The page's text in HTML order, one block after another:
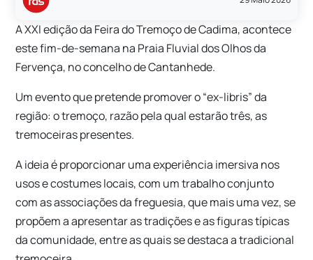
A XXI edição da Feira do Tremoço de Cadima, acontece
este fim-de-semana na Praia Fluvial dos Olhos da
Fervença, no concelho de Cantanhede.
Um evento que pretende promover o “ex-libris” da
região: o tremoço, razão pela qual estarão três, as
tremoceiras presentes.
A ideia é proporcionar uma experiência imersiva nos
usos e costumes locais, com um trabalho conjunto
com as associações da freguesia, que mais uma vez, se
propõem a apresentar as tradições e as figuras típicas
da comunidade, entre as quais se destaca a tradicional